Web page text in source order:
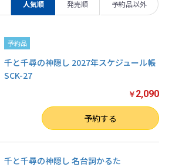
人気順 発売順 予約品以外
予約品
千と千尋の神隠し 2027年スケジュール帳
SCK-27
￥ 2,090
予約する
千と千尋の神隠し 名台詞かるた